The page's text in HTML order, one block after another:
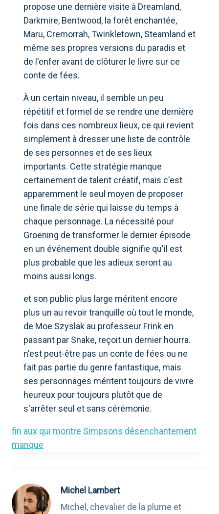
propose une dernière visite à Dreamland,
Darkmire, Bentwood, la forêt enchantée,
Maru, Cremorrah, Twinkletown, Steamland et
même ses propres versions du paradis et
de l'enfer avant de clôturer le livre sur ce
conte de fées.
À un certain niveau, il semble un peu
répétitif et formel de se rendre une dernière
fois dans ces nombreux lieux, ce qui revient
simplement à dresser une liste de contrôle
de ses personnes et de ses lieux
importants. Cette stratégie manque
certainement de talent créatif, mais c'est
apparemment le seul moyen de proposer
une finale de série qui laisse du temps à
chaque personnage. La nécessité pour
Groening de transformer le dernier épisode
en un événement double signifie qu'il est
plus probable que les adieux seront au
moins aussi longs.
et son public plus large méritent encore
plus un au revoir tranquille où tout le monde,
de Moe Szyslak au professeur Frink en
passant par Snake, reçoit un dernier hourra.
n'est peut-être pas un conte de fées ou ne
fait pas partie du genre fantastique, mais
ses personnages méritent toujours de vivre
heureux pour toujours plutôt que de
s'arrêter seul et sans cérémonie.
fin aux qui montre Simpsons désenchantement
manque
Michel Lambert
Michel, chevalier de la plume et